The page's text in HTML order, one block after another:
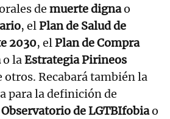
de muerte dignao
, elPlan de Salud de
2030, elPlan de Compra
o laEstrategia Pirineos
otros. Recabará también la
para la definición de
Observatorio de LGTBIfobiao